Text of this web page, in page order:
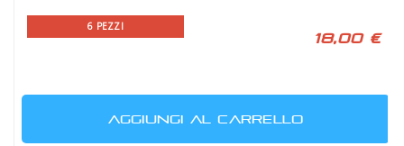
6 PEZZI
18,00 €
AGGIUNGI AL CARRELLO